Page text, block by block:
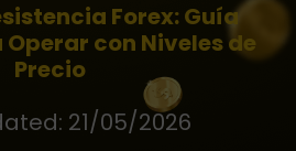
Forex: Guía
con Niveles de
Precio
21/05/2026